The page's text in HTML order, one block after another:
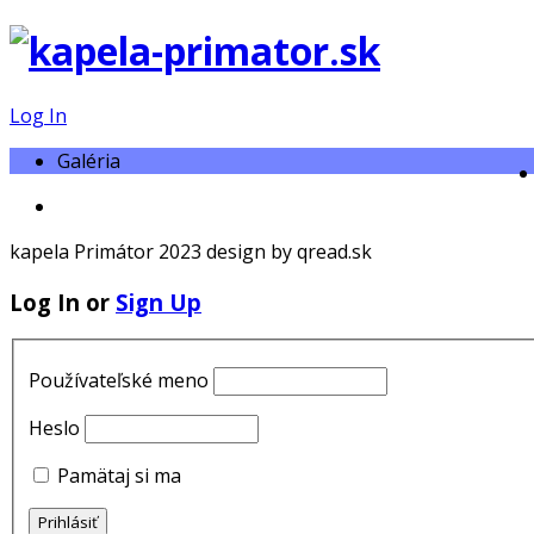
Log In
Galéria
kapela Primátor 2023 design by qread.sk
Log In or Sign Up
Používateľské meno
Heslo
Pamätaj si ma